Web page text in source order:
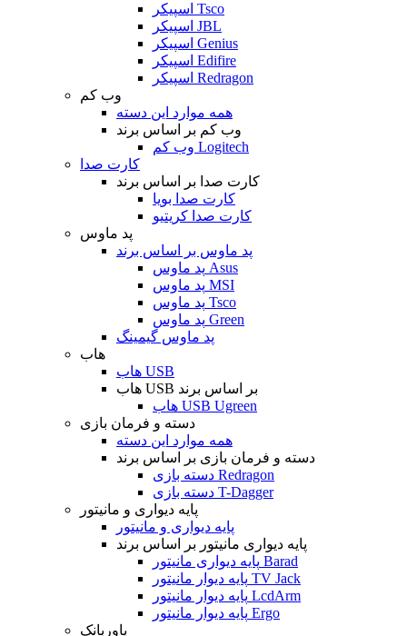
اسپیکر Tsco
اسپیکر JBL
اسپیکر Genius
اسپیکر Edifire
اسپیکر Redragon
وب کم
همه موارد این دسته
وب کم بر اساس برند
وب کم Logitech
کارت صدا
کارت صدا بر اساس برند
کارت صدا بویا
کارت صدا کریتیو
پد ماوس
پد ماوس بر اساس برند
پد ماوس Asus
پد ماوس MSI
پد ماوس Tsco
پد ماوس Green
پد ماوس گیمینگ
هاب
هاب USB
هاب USB بر اساس برند
هاب USB Ugreen
دسته و فرمان بازی
همه موارد این دسته
دسته و فرمان بازی بر اساس برند
دسته بازی Redragon
دسته بازی T-Dagger
پایه دیواری و مانیتور
پایه دیواری و مانیتور
پایه دیواری مانیتور بر اساس برند
پایه دیواری مانیتور Barad
پایه دیوار مانیتور TV Jack
پایه دیوار مانیتور LcdArm
پایه دیوار مانیتور Ergo
پاوربانک